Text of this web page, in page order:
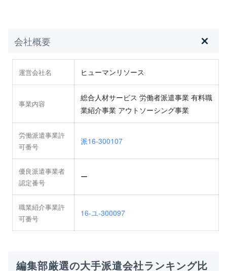
会社概要
運営会社名 ヒューマンリソース
事業内容
総合人材サービス 労働者派遣事業 有料職
業紹介事業 アウトソーシング事業
労働派遣事業許
可番号
派16-300107
優良派遣事業者
認定番号
ー
職業紹介事業許
可番号
16-ユ-300097
編集部厳選の大手派遣会社ランキング比